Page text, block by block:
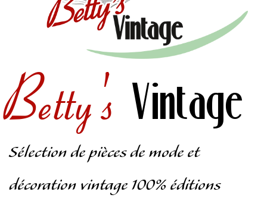
Betty's Vintage
Sélection de pièces de mode et
décoration vintage 100% éditions